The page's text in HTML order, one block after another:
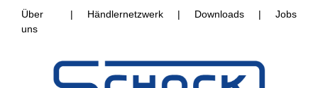
Über
uns
| Händlernetzwerk | Downloads | Jobs